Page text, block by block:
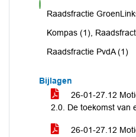
voor
Raadsfractie
Kompas (1),
Raadsfractie PvdA (1)
Bijlagen
26-01-27.12
2.0. De toekomst van
26-01-27.12